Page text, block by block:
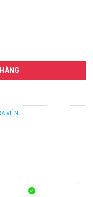
IM-240DPE số lượng
VIÊN